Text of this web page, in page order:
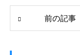
前の記事